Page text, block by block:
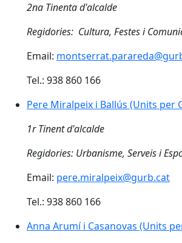
2na Tinenta d'alcalde
Regidories: Cultura, Festes i
Email:
Tel.: 938 860 166
Pere Miralpeix i Ballús (Units per
Pere Miralpeix i Ballús (Units per
1r Tinent d'alcalde
Regidories: Urbanisme, Serveis i
Email: pere.miralpeix@gurb.cat
Tel.: 938 860 166
Anna Arumí i Casanovas (Units
Anna Arumí i Casanovas (Units